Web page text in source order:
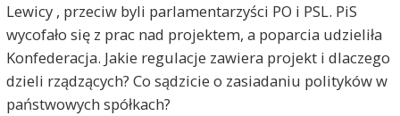
Lewicy , przeciw byli parlamentarzyści PO i PSL. PiS
wycofało się z prac nad projektem, a poparcia udzieliła
Konfederacja. Jakie regulacje zawiera projekt i dlaczego
dzieli rządzących? Co sądzicie o zasiadaniu polityków w
państwowych spółkach?